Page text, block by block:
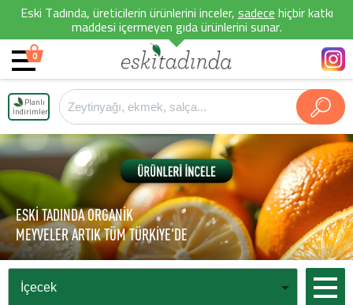
Eski Tadında, üreticilerin ürünlerini inceler,sadecehiçbir katkı
maddesi içermeyen gıda ürünlerini sunar.
0
Planlı
İndirimler
ESKİ TADINDA ORGANİK
MEYVELER ARTIK TÜM TÜRKİYE'DE